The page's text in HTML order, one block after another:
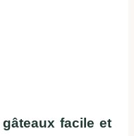
facile et